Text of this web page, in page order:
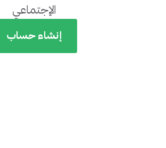
الإجتماعي
إنشاء حساب